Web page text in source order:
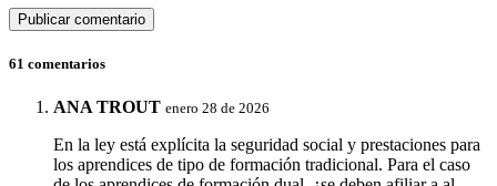
61 comentarios
ANA TROUT enero 28 de 2026
En la ley está explícita la seguridad social y prestaciones para
los aprendices de tipo de formación tradicional. Para el caso